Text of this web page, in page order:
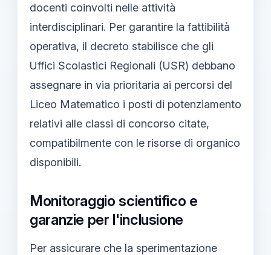
docenti coinvolti nelle attività
interdisciplinari. Per garantire la fattibilità
operativa, il decreto stabilisce che gli
Uffici Scolastici Regionali (USR) debbano
assegnare in via prioritaria ai percorsi del
Liceo Matematico i posti di potenziamento
relativi alle classi di concorso citate,
compatibilmente con le risorse di organico
disponibili.
Monitoraggio scientifico e
garanzie per l'inclusione
Per assicurare che la sperimentazione